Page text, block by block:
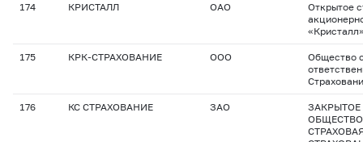
174 КРИСТАЛЛ ОАО
Открытое
175 КРК-СТРАХОВАНИЕ ООО
Общество
176 КС СТРАХОВАНИЕ ЗАО